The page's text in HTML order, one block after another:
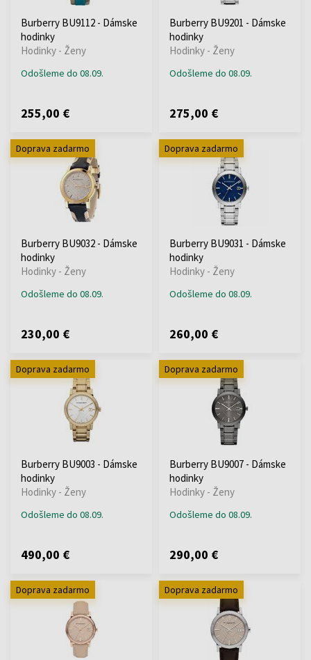
Burberry BU9112 - Dámske
hodinky
Hodinky - Ženy
Odošleme do 08.09.
255,00 €
Burberry BU9201 - Dámske
hodinky
Hodinky - Ženy
Odošleme do 08.09.
275,00 €
Doprava zadarmo
Burberry BU9032 - Dámske
hodinky
Hodinky - Ženy
Odošleme do 08.09.
230,00 €
Doprava zadarmo
Burberry BU9031 - Dámske
hodinky
Hodinky - Ženy
Odošleme do 08.09.
260,00 €
Doprava zadarmo
Burberry BU9003 - Dámske
hodinky
Hodinky - Ženy
Odošleme do 08.09.
490,00 €
Doprava zadarmo
Burberry BU9007 - Dámske
hodinky
Hodinky - Ženy
Odošleme do 08.09.
290,00 €
Doprava zadarmo Doprava zadarmo